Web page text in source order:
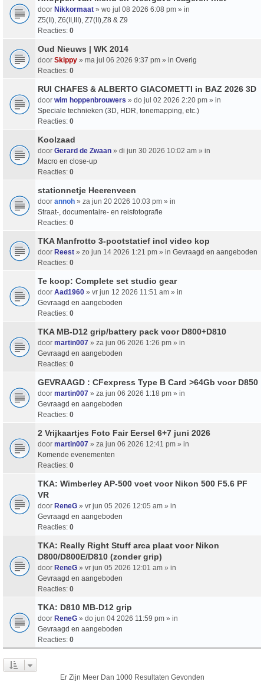
door Nikkormaat » wo jul 08 2026 6:08 pm » in
Z5(II), Z6(II,III), Z7(II),Z8 & Z9
Reacties: 0
Oud Nieuws | WK 2014
door Skippy » ma jul 06 2026 9:37 pm » in Overig
Reacties: 0
RUI CHAFES & ALBERTO GIACOMETTI in BAZ 2026 3D
door wim hoppenbrouwers » do jul 02 2026 2:20 pm » in
Speciale technieken (3D, HDR, tonemapping, etc.)
Reacties: 0
Koolzaad
door Gerard de Zwaan » di jun 30 2026 10:02 am » in
Macro en close-up
Reacties: 0
stationnetje Heerenveen
door annoh » za jun 20 2026 10:03 pm » in
Straat-, documentaire- en reisfotografie
Reacties: 0
TKA Manfrotto 3-pootstatief incl video kop
door Reest » zo jun 14 2026 1:21 pm » in Gevraagd en aangeboden
Reacties: 0
Te koop: Complete set studio gear
door Aad1960 » vr jun 12 2026 11:51 am » in
Gevraagd en aangeboden
Reacties: 0
TKA MB-D12 grip/battery pack voor D800+D810
door martin007 » za jun 06 2026 1:26 pm » in
Gevraagd en aangeboden
Reacties: 0
GEVRAAGD : CFexpress Type B Card >64Gb voor D850
door martin007 » za jun 06 2026 1:18 pm » in
Gevraagd en aangeboden
Reacties: 0
2 Vrijkaartjes Foto Fair Eersel 6+7 juni 2026
door martin007 » za jun 06 2026 12:41 pm » in
Komende evenementen
Reacties: 0
TKA: Wimberley AP-500 voet voor Nikon 500 F5.6 PF
VR
door ReneG » vr jun 05 2026 12:05 am » in
Gevraagd en aangeboden
Reacties: 0
TKA: Really Right Stuff arca plaat voor Nikon
D800/D800E/D810 (zonder grip)
door ReneG » vr jun 05 2026 12:01 am » in
Gevraagd en aangeboden
Reacties: 0
TKA: D810 MB-D12 grip
door ReneG » do jun 04 2026 11:59 pm » in
Gevraagd en aangeboden
Reacties: 0
Er Zijn Meer Dan 1000 Resultaten Gevonden